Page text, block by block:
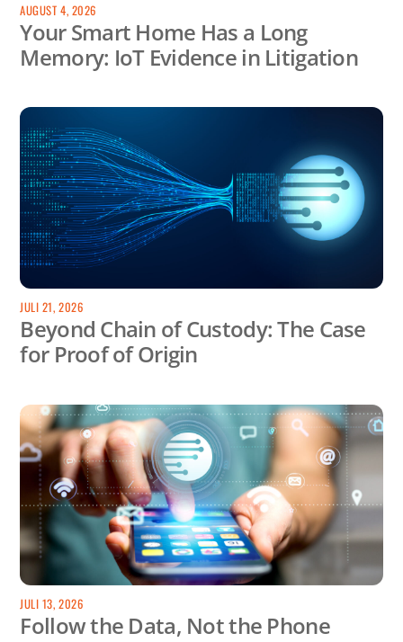
AUGUST 4, 2026
Your Smart Home Has a Long
Memory: IoT Evidence in Litigation
JULI 21, 2026
Beyond Chain of Custody: The Case
for Proof of Origin
JULI 13, 2026
Follow the Data, Not the Phone